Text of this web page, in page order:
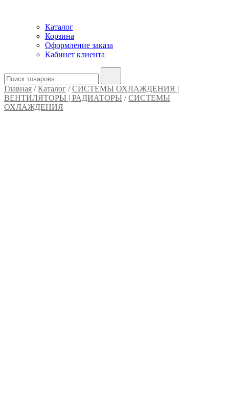
Каталог
Корзина
Оформление заказа
Кабинет клиента
Главная /Каталог /СИСТЕМЫ ОХЛАЖДЕНИЯ |
ВЕНТИЛЯТОРЫ | РАДИАТОРЫ /СИСТЕМЫ
ОХЛАЖДЕНИЯ